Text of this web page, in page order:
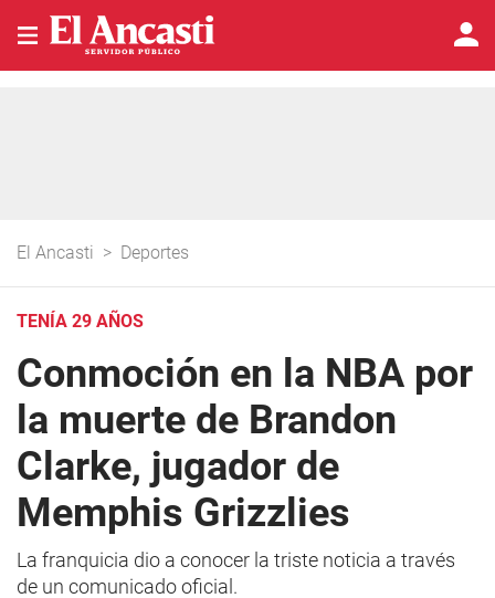
El Ancasti > Deportes
TENÍA 29 AÑOS
Conmoción en la NBA por
la muerte de Brandon
Clarke, jugador de
Memphis Grizzlies
La franquicia dio a conocer la triste noticia a través
de un comunicado oficial.